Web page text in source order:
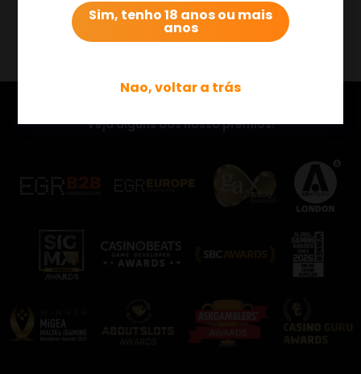
Veja alguns dos nosso prémios!
Sim, tenho 18 anos ou mais
anos
Nao, voltar a trás